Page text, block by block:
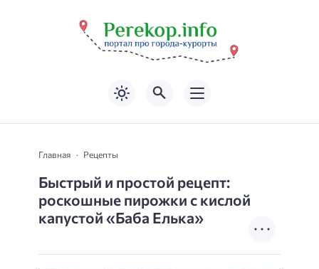
Главная Рецепты
Быстрый и простой рецепт:
роскошные пирожки с кислой
капустой «Баба Елька»